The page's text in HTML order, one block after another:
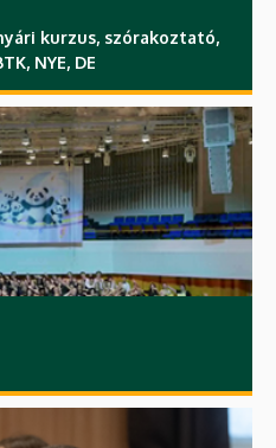
kurzus, szórakoztató,
NYE, DE